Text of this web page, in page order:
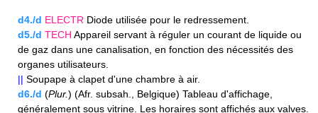
d4./d ELECTR Diode utilisée pour le redressement.
d5./d TECH Appareil servant à réguler un courant de liquide ou
de gaz dans une canalisation, en fonction des nécessités des
organes utilisateurs.
|| Soupape à clapet d'une chambre à air.
d6./d (Plur.) (Afr. subsah., Belgique) Tableau d'affichage,
généralement sous vitrine. Les horaires sont affichés aux valves.